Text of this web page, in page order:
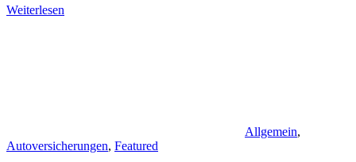
Weiterlesen
Allgemein,
Autoversicherungen, Featured